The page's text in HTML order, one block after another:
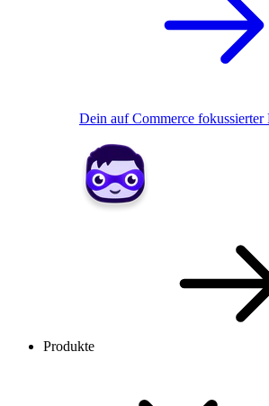
Dein auf Commerce fokussierter
Produkte